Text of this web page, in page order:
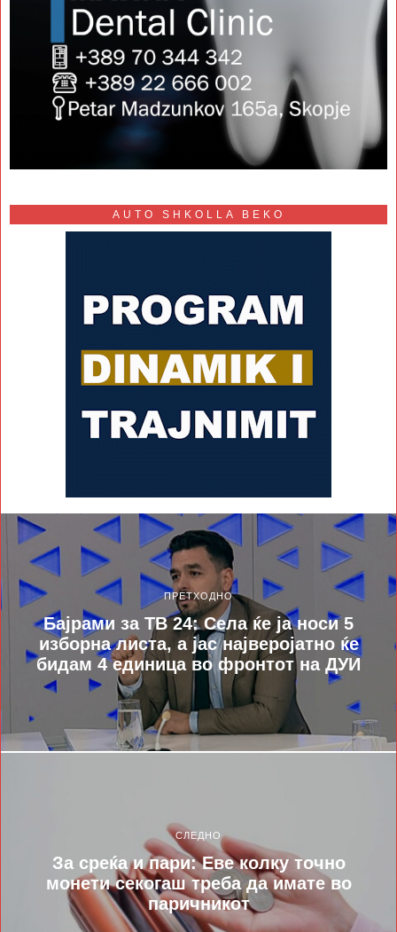
AUTO SHKOLLA BEKO
ПРЕТХОДНО
Бајрами за ТВ 24: Села ќе ја носи 5
изборна листа, а јас најверојатно ќе
бидам 4 единица во фронтот на ДУИ
СЛЕДНО
За среќа и пари: Еве колку точно
монети секогаш треба да имате во
паричникот